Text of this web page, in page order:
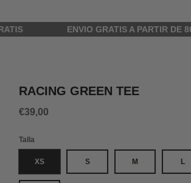
ENVIO GRATIS A PARTIR DE 80€
RACING GREEN TEE
€39,00
Talla
XS S M L